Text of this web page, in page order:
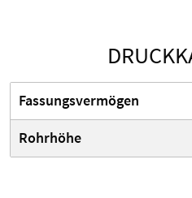
Fassungsvermögen
Rohrhöhe